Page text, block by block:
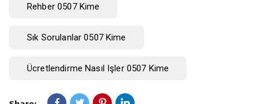
Rehber 0507 Kime
Sık Sorulanlar 0507 Kime
Ücretlendirme Nasıl Işler 0507 Kime